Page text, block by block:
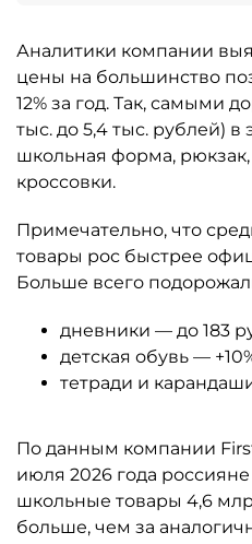
Аналитики компании
цены на большинство
12% за год. Так, самыми
тыс. до 5,4 тыс. рублей) в
школьная форма,
кроссовки.
Примечательно, что
товары рос быстрее
Больше всего
дневники — до 183
детская обувь —
тетради и
По данным компании
июля 2026 года
школьные товары 4,6
больше, чем за